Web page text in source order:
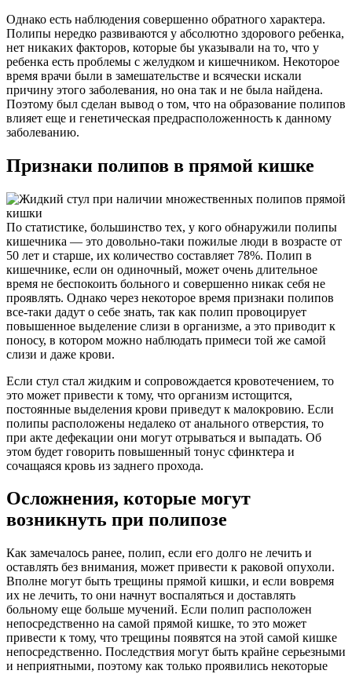
Однако есть наблюдения совершенно обратного характера.
Полипы нередко развиваются у абсолютно здорового ребенка,
нет никаких факторов, которые бы указывали на то, что у
ребенка есть проблемы с желудком и кишечником. Некоторое
время врачи были в замешательстве и всячески искали
причину этого заболевания, но она так и не была найдена.
Поэтому был сделан вывод о том, что на образование полипов
влияет еще и генетическая предрасположенность к данному
заболеванию.
Признаки полипов в прямой кишке
По статистике, большинство тех, у кого обнаружили полипы
кишечника — это довольно-таки пожилые люди в возрасте от
50 лет и старше, их количество составляет 78%. Полип в
кишечнике, если он одиночный, может очень длительное
время не беспокоить больного и совершенно никак себя не
проявлять. Однако через некоторое время признаки полипов
все-таки дадут о себе знать, так как полип провоцирует
повышенное выделение слизи в организме, а это приводит к
поносу, в котором можно наблюдать примеси той же самой
слизи и даже крови.
Если стул стал жидким и сопровождается кровотечением, то
это может привести к тому, что организм истощится,
постоянные выделения крови приведут к малокровию. Если
полипы расположены недалеко от анального отверстия, то
при акте дефекации они могут отрываться и выпадать. Об
этом будет говорить повышенный тонус сфинктера и
сочащаяся кровь из заднего прохода.
Осложнения, которые могут
возникнуть при полипозе
Как замечалось ранее, полип, если его долго не лечить и
оставлять без внимания, может привести к раковой опухоли.
Вполне могут быть трещины прямой кишки, и если вовремя
их не лечить, то они начнут воспаляться и доставлять
больному еще больше мучений. Если полип расположен
непосредственно на самой прямой кишке, то это может
привести к тому, что трещины появятся на этой самой кишке
непосредственно. Последствия могут быть крайне серьезными
и неприятными, поэтому как только проявились некоторые